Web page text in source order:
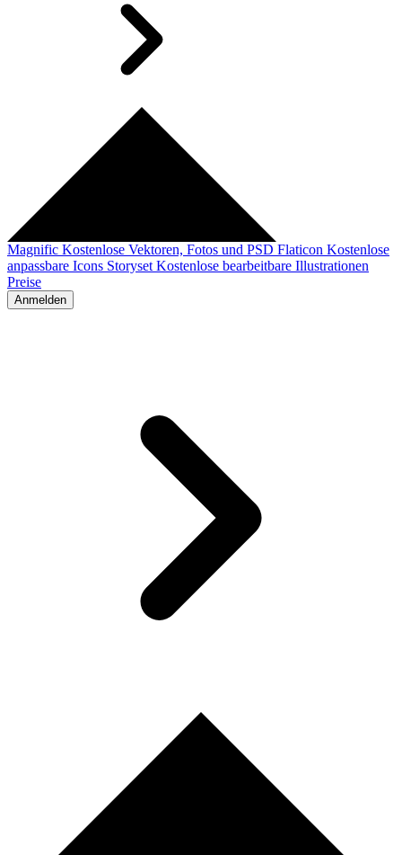
Magnific Kostenlose Vektoren, Fotos und PSD Flaticon Kostenlose
anpassbare Icons Storyset Kostenlose bearbeitbare Illustrationen
Preise
Anmelden